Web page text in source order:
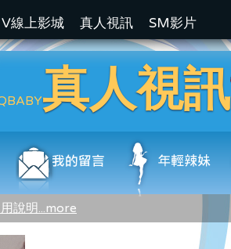
線上影城 真人視訊 SM影片
真人視訊
說明...more